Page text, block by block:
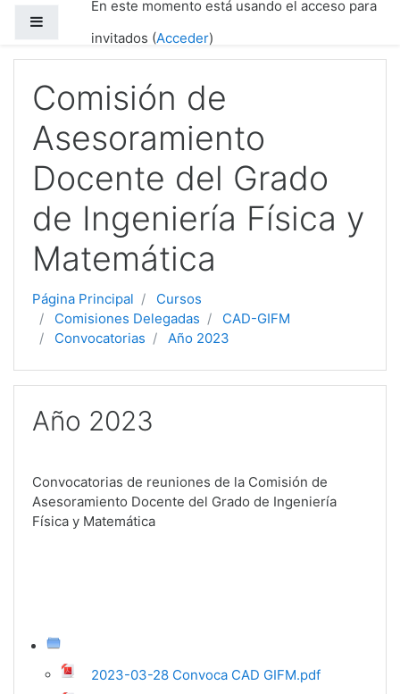
Salta al contenido principalEn este momento está usando el acceso para
invitados (Acceder)
Comisión de
Asesoramiento
Docente del Grado
de Ingeniería Física y
Matemática
Página Principal
Cursos
Comisiones Delegadas
CAD-GIFM
Convocatorias
Año 2023
Año 2023
Convocatorias de reuniones de la Comisión de
Asesoramiento Docente del Grado de Ingeniería
Física y Matemática
2023-03-28 Convoca CAD GIFM.pdf